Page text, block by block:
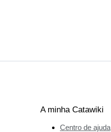
A minha Catawiki
Centro de ajuda